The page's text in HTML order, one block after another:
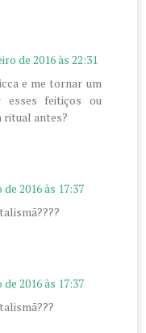
de 2016 às 22:31
e me tornar um
esses feitiços ou
ritual antes?
2016 às 17:37
2016 às 17:37